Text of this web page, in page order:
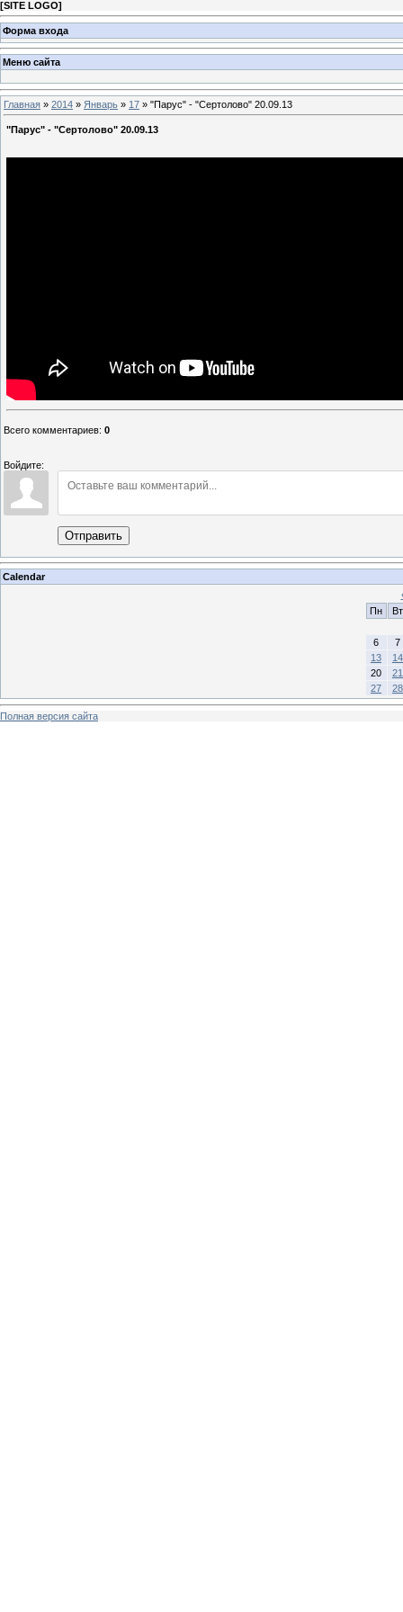
[SITE LOGO]
Форма входа
Меню сайта
Главная » 2014 » Январь » 17 » "Парус" - "Сертолово" 20.09.13
"Парус" - "Сертолово" 20.09.13
Всего комментариев: 0
Войдите:
Отправить
Calendar
Пн
Вт
6
7
13
14
20
21
27
28
Полная версия сайта